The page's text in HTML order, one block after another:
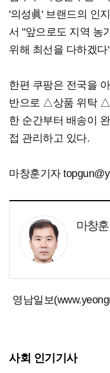
'의성眞' 브랜드의 인
서 "앞으로도 지역 농
위해 최선을 다하겠
한편 쿠팡은 전국을
반으로 △상품 위탁 △
한 순간부터 배송이
접 관리하고 있다.
마창훈기자
마창훈
영남일보
사회 인기기사